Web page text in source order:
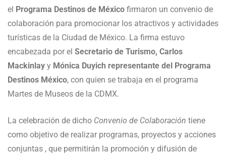
el Programa Destinos de México firmaron un convenio de
colaboración para promocionar los atractivos y actividades
turísticas de la Ciudad de México. La firma estuvo
encabezada por el Secretario de Turismo, Carlos
Mackinlay y Mónica Duyich representante del Programa
Destinos México, con quien se trabaja en el programa
Martes de Museos de la CDMX.
La celebración de dicho Convenio de Colaboración tiene
como objetivo de realizar programas, proyectos y acciones
conjuntas , que permitirán la promoción y difusión de